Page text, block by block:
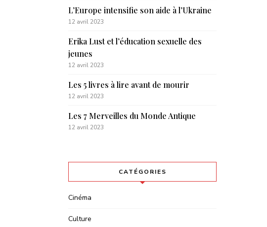
L’Europe intensifie son aide à l’Ukraine
12 avril 2023
Erika Lust et l’éducation sexuelle des
jeunes
12 avril 2023
Les 5 livres à lire avant de mourir
12 avril 2023
Les 7 Merveilles du Monde Antique
12 avril 2023
CATÉGORIES
Cinéma
Culture